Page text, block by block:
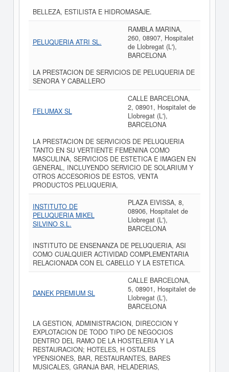
BELLEZA, ESTILISTA E HIDROMASAJE.
PELUQUERIA ATRI SL.
RAMBLA MARINA,
260, 08907, Hospitalet
de Llobregat (L'),
BARCELONA
LA PRESTACION DE SERVICIOS DE PELUQUERIA DE
SENORA Y CABALLERO
FELUMAX SL
CALLE BARCELONA,
2, 08901, Hospitalet de
Llobregat (L'),
BARCELONA
LA PRESTACION DE SERVICIOS DE PELUQUERIA
TANTO EN SU VERTIENTE FEMENINA COMO
MASCULINA, SERVICIOS DE ESTETICA E IMAGEN EN
GENERAL, INCLUYENDO SERVICIO DE SOLARIUM Y
OTROS ACCESORIOS DE ESTOS, VENTA
PRODUCTOS PELUQUERIA,
INSTITUTO DE
PELUQUERIA MIKEL
SILVINO S.L.
PLAZA EIVISSA, 8,
08906, Hospitalet de
Llobregat (L'),
BARCELONA
INSTITUTO DE ENSENANZA DE PELUQUERIA, ASI
COMO CUALQUIER ACTIVIDAD COMPLEMENTARIA
RELACIONADA CON EL CABELLO Y LA ESTETICA.
DANEK PREMIUM SL
CALLE BARCELONA,
5, 08901, Hospitalet de
Llobregat (L'),
BARCELONA
LA GESTION, ADMINISTRACION, DIRECCION Y
EXPLOTACION DE TODO TIPO DE NEGOCIOS
DENTRO DEL RAMO DE LA HOSTELERIA Y LA
RESTAURACION; HOTELES, H OSTALES
YPENSIONES, BAR, RESTAURANTES, BARES
MUSICALES, GRANJA BAR, HELADERIAS,